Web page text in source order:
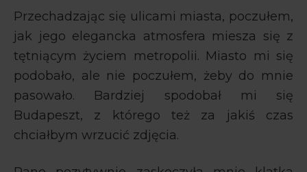
Przechadzając się ulicami miasta, poczułem,
jak jego elegancka atmosfera miesza się z
tętniącym życiem metropolii. Miasto mi się
podobało, ale nie poczułem, żeby do mnie
pasowało. Bardziej spodobał mi się
Budapeszt, z którego też za jakiś czas
chciałbym wrzucić zdjęcia.